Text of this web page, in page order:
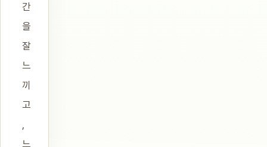
간
을
잘
느
끼
고
,
느